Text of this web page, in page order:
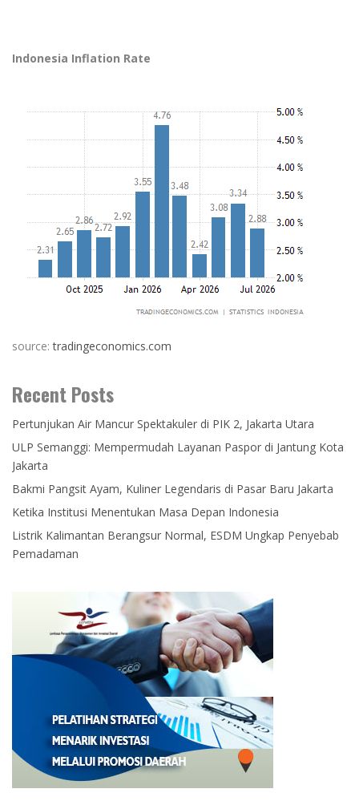
Indonesia Inflation Rate
source:tradingeconomics.com
Recent Posts
Pertunjukan Air Mancur Spektakuler di PIK 2, Jakarta Utara
ULP Semanggi: Mempermudah Layanan Paspor di Jantung Kota
Jakarta
Bakmi Pangsit Ayam, Kuliner Legendaris di Pasar Baru Jakarta
Ketika Institusi Menentukan Masa Depan Indonesia
Listrik Kalimantan Berangsur Normal, ESDM Ungkap Penyebab
Pemadaman